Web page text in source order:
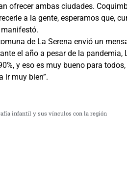
ofrecer ambas ciudades.
a la gente, esperamos que,
manifestó.
de La Serena envió un
el año a pesar de la
y eso es muy bueno para
ir muy bien”.
infantil y sus vínculos con la región